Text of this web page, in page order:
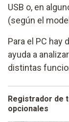
USB o, en
(según el
Para el PC
ayuda a
distintas
Registrador de
opcionales